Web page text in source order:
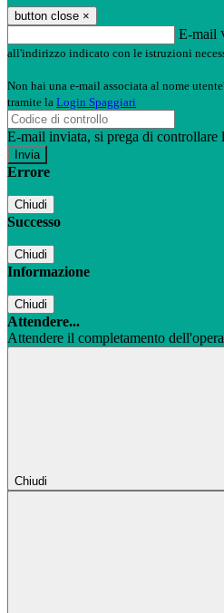
button close ×
E-mail
all'indirizzo indicato con le istruzioni
Non hai una e-mail associata al nome
tramite la Login Spaggiari
E-mail inviata, si prega di controllare
Errore
Chiudi
Successo
Chiudi
Informazione
Chiudi
Attendere...
Attendere il completamento
Chiudi